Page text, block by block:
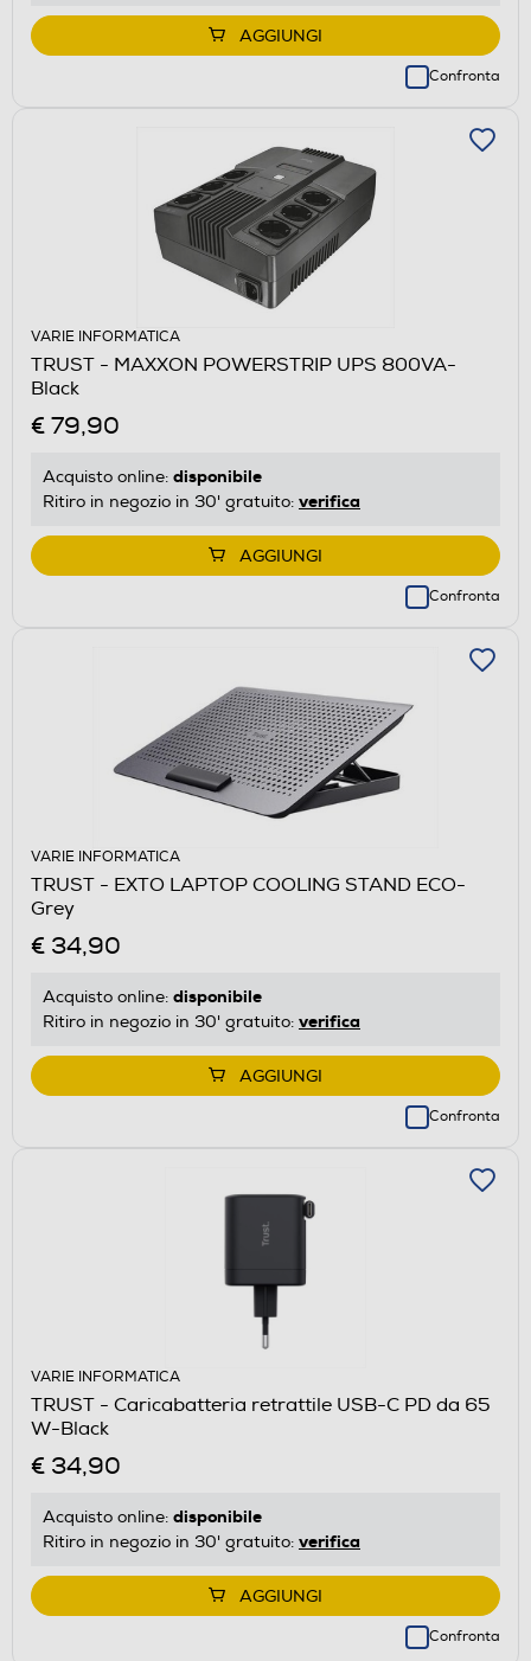
AGGIUNGI
Confronta
VARIE INFORMATICA
TRUST - MAXXON POWERSTRIP UPS 800VA-
Black
€ 79,90
Acquisto online: disponibile
Ritiro in negozio in 30' gratuito: verifica
AGGIUNGI
Confronta
VARIE INFORMATICA
TRUST - EXTO LAPTOP COOLING STAND ECO-
Grey
€ 34,90
Acquisto online: disponibile
Ritiro in negozio in 30' gratuito: verifica
AGGIUNGI
Confronta
VARIE INFORMATICA
TRUST - Caricabatteria retrattile USB-C PD da 65
W-Black
€ 34,90
Acquisto online: disponibile
Ritiro in negozio in 30' gratuito: verifica
AGGIUNGI
Confronta